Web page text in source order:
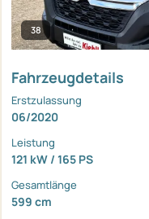
38
Fahrzeugdetails
Erstzulassung
06/2020
Leistung
121 kW / 165 PS
Gesamtlänge
599 cm